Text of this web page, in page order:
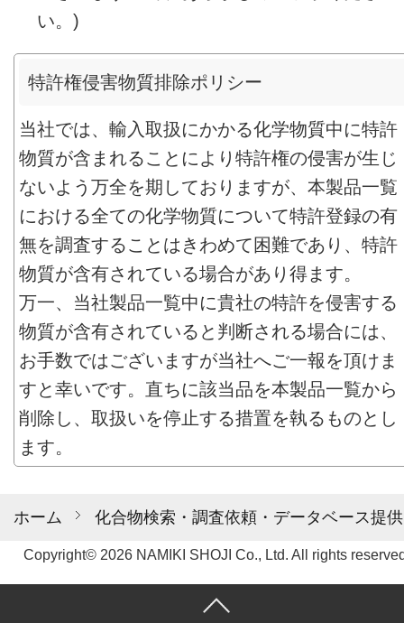
ホーム 化合物検索・調査依頼・データベース提供
い。)
特許権侵害物質排除ポリシー
当社では、輸入取扱にかかる化学物質中に特許
物質が含まれることにより特許権の侵害が生じ
ないよう万全を期しておりますが、本製品一覧
における全ての化学物質について特許登録の有
無を調査することはきわめて困難であり、特許
物質が含有されている場合があり得ます。
万一、当社製品一覧中に貴社の特許を侵害する
物質が含有されていると判断される場合には、
お手数ではございますが当社へご一報を頂けま
すと幸いです。直ちに該当品を本製品一覧から
削除し、取扱いを停止する措置を執るものとし
ます。
Copyright© 2026 NAMIKI SHOJI Co., Ltd. All rights